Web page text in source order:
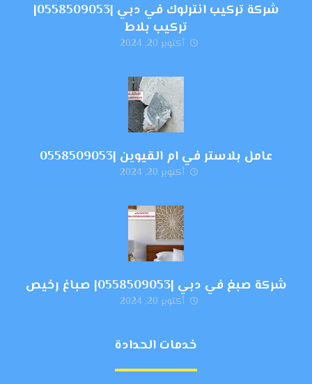
شركة تركيب انترلوك في دبي |0558509053|
تركيب بلاط
أكتوبر 20, 2024
عامل بلاستر في ام القيوين |0558509053
أكتوبر 20, 2024
شركة صبغ في دبي |0558509053| صباغ رخيص
أكتوبر 20, 2024
خدمات الحدادة